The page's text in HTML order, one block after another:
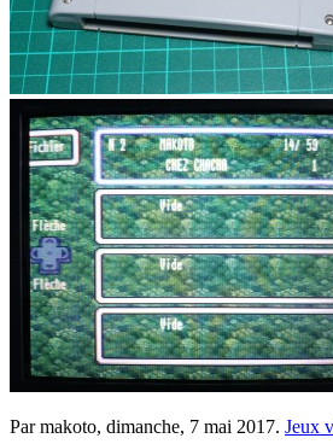
Par makoto, dimanche, 7 mai 2017. Jeux